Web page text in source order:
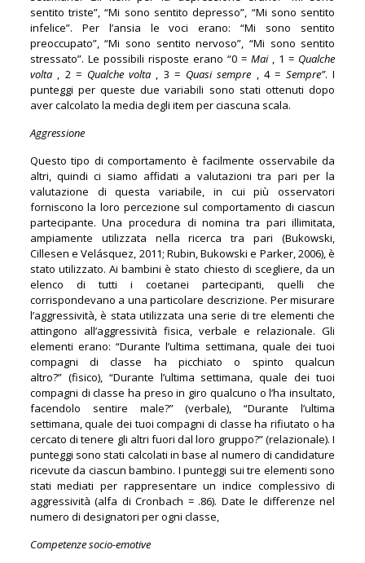
sentito triste”, “Mi sono sentito depresso”, “Mi sono sentito
infelice”. Per l’ansia le voci erano: “Mi sono sentito
preoccupato”, “Mi sono sentito nervoso”, “Mi sono sentito
stressato”. Le possibili risposte erano “0 =Mai, 1 = Qualche
volta, 2 = Qualche volta, 3 = Quasi sempre , 4 = Sempre”. I
punteggi per queste due variabili sono stati ottenuti dopo
aver calcolato la media degli item per ciascuna scala.
Aggressione
Questo tipo di comportamento è facilmente osservabile da
altri, quindi ci siamo affidati a valutazioni tra pari per la
valutazione di questa variabile, in cui più osservatori
forniscono la loro percezione sul comportamento di ciascun
partecipante. Una procedura di nomina tra pari illimitata,
ampiamente utilizzata nella ricerca tra pari (Bukowski,
Cillesen e Velásquez, 2011; Rubin, Bukowski e Parker, 2006), è
stato utilizzato. Ai bambini è stato chiesto di scegliere, da un
elenco di tutti i coetanei partecipanti, quelli che
corrispondevano a una particolare descrizione. Per misurare
l’aggressività, è stata utilizzata una serie di tre elementi che
attingono all’aggressività fisica, verbale e relazionale. Gli
elementi erano: “Durante l’ultima settimana, quale dei tuoi
compagni di classe ha picchiato o spinto qualcun
altro?” (fisico), “Durante l’ultima settimana, quale dei tuoi
compagni di classe ha preso in giro qualcuno o l’ha insultato,
facendolo sentire male?” (verbale), “Durante l’ultima
settimana, quale dei tuoi compagni di classe ha rifiutato o ha
cercato di tenere gli altri fuori dal loro gruppo?” (relazionale). I
punteggi sono stati calcolati in base al numero di candidature
ricevute da ciascun bambino. I punteggi sui tre elementi sono
stati mediati per rappresentare un indice complessivo di
aggressività (alfa di Cronbach = .86). Date le differenze nel
numero di designatori per ogni classe,
Competenze socio-emotive